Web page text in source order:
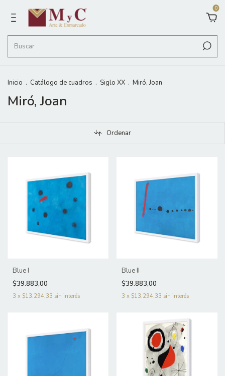
0
Inicio . Catálogo de cuadros . Siglo XX . Miró, Joan
Miró, Joan
Ordenar
Blue I
$39.883,00
3 x $13.294,33 sin interés
Blue II
$39.883,00
3 x $13.294,33 sin interés